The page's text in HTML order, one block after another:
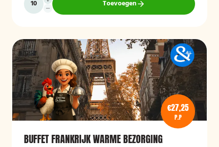
Toevoegen
€27,25
P.P
BUFFET FRANKRIJK WARME BEZORGING